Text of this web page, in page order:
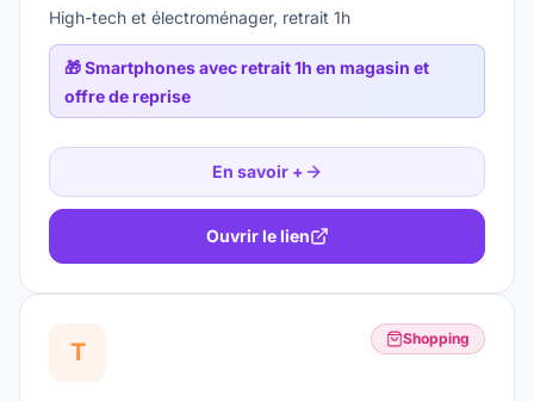
High-tech et électroménager, retrait 1h
🎁Smartphones avec retrait 1h en magasin et
offre de reprise
En savoir +
Ouvrir le lien
T Shopping